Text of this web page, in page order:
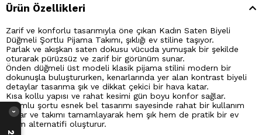
Ürün Özellikleri
Zarif ve konforlu tasarımıyla öne çıkan Kadın Saten Biyeli
Düğmeli Şortlu Pijama Takımı, şıklığı ev stiline taşıyor.
Parlak ve akışkan saten dokusu vücuda yumuşak bir şekilde
oturarak pürüzsüz ve zarif bir görünüm sunar.
Önden düğmeli üst modeli klasik pijama stilini modern bir
dokunuşla buluştururken, kenarlarında yer alan kontrast biyeli
detaylar tasarıma şık ve dikkat çekici bir hava katar.
Kısa kollu yapısı ve rahat kesimi gün boyu konfor sağlar.
Uyumlu şortu esnek bel tasarımı sayesinde rahat bir kullanım
sunar ve takımı tamamlayarak hem şık hem de pratik bir ev
giyim alternatifi oluşturur.
›